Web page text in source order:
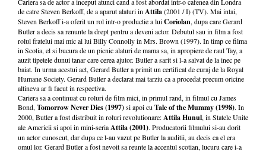
de catre Steven Berkoff, de a aparut alaturi in Attila(2001 / I) (TV). Mai intai,
Steven Berkoff i-a oferit un rol intr-o productie a luiCoriolan, dupa care Gerard
Butler a decis sa renunte la drept pentru a deveni actor. Debutul sau in film a fost
rolul fratelui mai mic al lui Billy Connolly in Mrs. Brown (1997). In timp ce filma
in Scotia, el si bucura de un picnic alaturi de mama sa, in apropiere de raul Tay, a
auzit tipetele dunui tanar care cerea ajutor. Butler a sarit si l-a salvat de la inec pe
baiat. In urma acestui act, Gerard Butler a primit un certificat de curaj de la Royal
Humane Society. Gerard Butlera declarat mai tarziu ca a procedat precum oricine
altineva ar fi facut in respectiva.
Cariera sa a continuat cu roluri de film mici, in primul rand, in filmul cu James
Bond, Tomorrow Never Dies (1997)si apoi cu Tale of the Mummy (1998). In
2000, Butler a fost distribuit in roluri revolutionare:Attila Hunul, in Statele Unite
ale Americii si apoi in mini-seriaAttila (2001). Producatorii filmului si-au dorit
un actor cunoscut, dar dupa ce l-au vazut pe Butler la auditii, au decis ca el era
omul lor. Gerard Butler a fost nevoit sa reunte la accentul scotian, lucuru care i-a